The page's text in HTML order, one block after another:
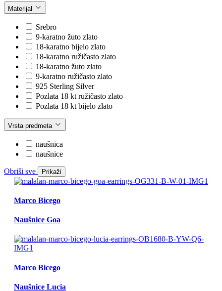
Materijal
Srebro
9-karatno žuto zlato
18-karatno bijelo zlato
18-karatno ružičasto zlato
18-karatno žuto zlato
9-karatno ružičasto zlato
925 Sterling Silver
Pozlata 18 kt ružičasto zlato
Pozlata 18 kt bijelo zlato
Vrsta predmeta
naušnica
naušnice
Obriši sve Prikaži
Marco Bicego
Naušnice Goa
Marco Bicego
Naušnice Lucia